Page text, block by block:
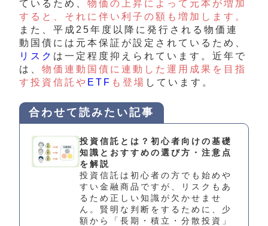
ているため、 物価の上昇によって元本が増加
すると、それに伴い利子の額も増加します。
また、 平成25年度以降に発行される物価連
動国債には 元本保証が設定されているため、
リスク は一定程度抑えられています。近年で
は、 物価連動国債に連動した運用成果を目指
す投資信託や ETF も登場 しています。
合わせて読みたい記事
投資信託とは？初心者向けの基礎
知識とおすすめの選び方・注意点
を解説
投資信託は初心者の方でも始めや
すい金融商品ですが、リスクもあ
るため正しい知識が欠かせませ
ん。賢明な判断をするために、少
額から「長期・積立・分散投資」